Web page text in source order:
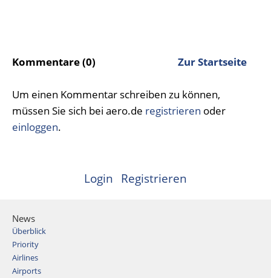
Kommentare (0) Zur Startseite
Um einen Kommentar schreiben zu können,
müssen Sie sich bei aero.de registrieren oder
einloggen.
Login Registrieren
News
Überblick
Priority
Airlines
Airports